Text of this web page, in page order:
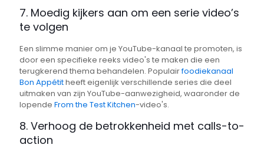
7. Moedig kijkers aan om een serie video’s
te volgen
Een slimme manier om je YouTube-kanaal te promoten, is
door een specifieke reeks video's te maken die een
terugkerend thema behandelen. Populairfoodiekanaal
Bon Appétitheeft eigenlijk verschillende series die deel
uitmaken van zijn YouTube-aanwezigheid, waaronder de
lopende From the Test Kitchen-video's.
8. Verhoog de betrokkenheid met calls-to-
action